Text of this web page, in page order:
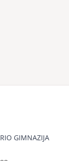
GIMNAZIJA